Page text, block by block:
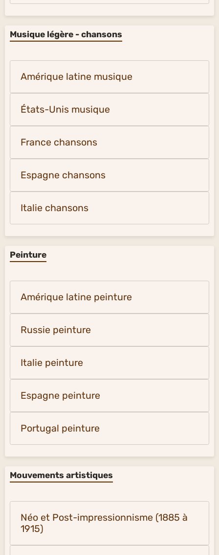
Musique légère - chansons
Amérique latine musique
États-Unis musique
France chansons
Espagne chansons
Italie chansons
Peinture
Amérique latine peinture
Russie peinture
Italie peinture
Espagne peinture
Portugal peinture
Mouvements artistiques
Néo et Post-impressionnisme (1885 à
1915)